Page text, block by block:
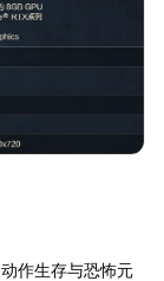
作生存与恐怖元